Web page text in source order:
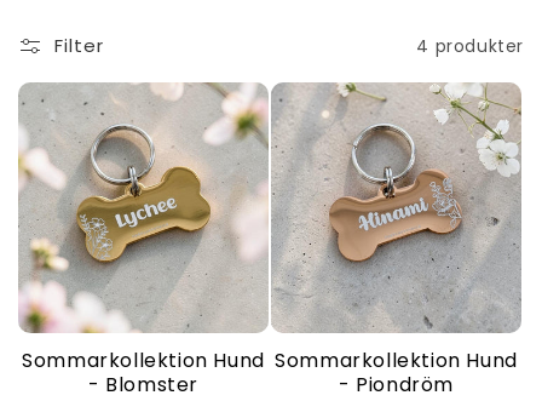
o
d
u
k
t
s
e
Filter 4 produkter
Sommarkollektion Hund
- Blomster
Sommarkollektion Hund
- Piondröm